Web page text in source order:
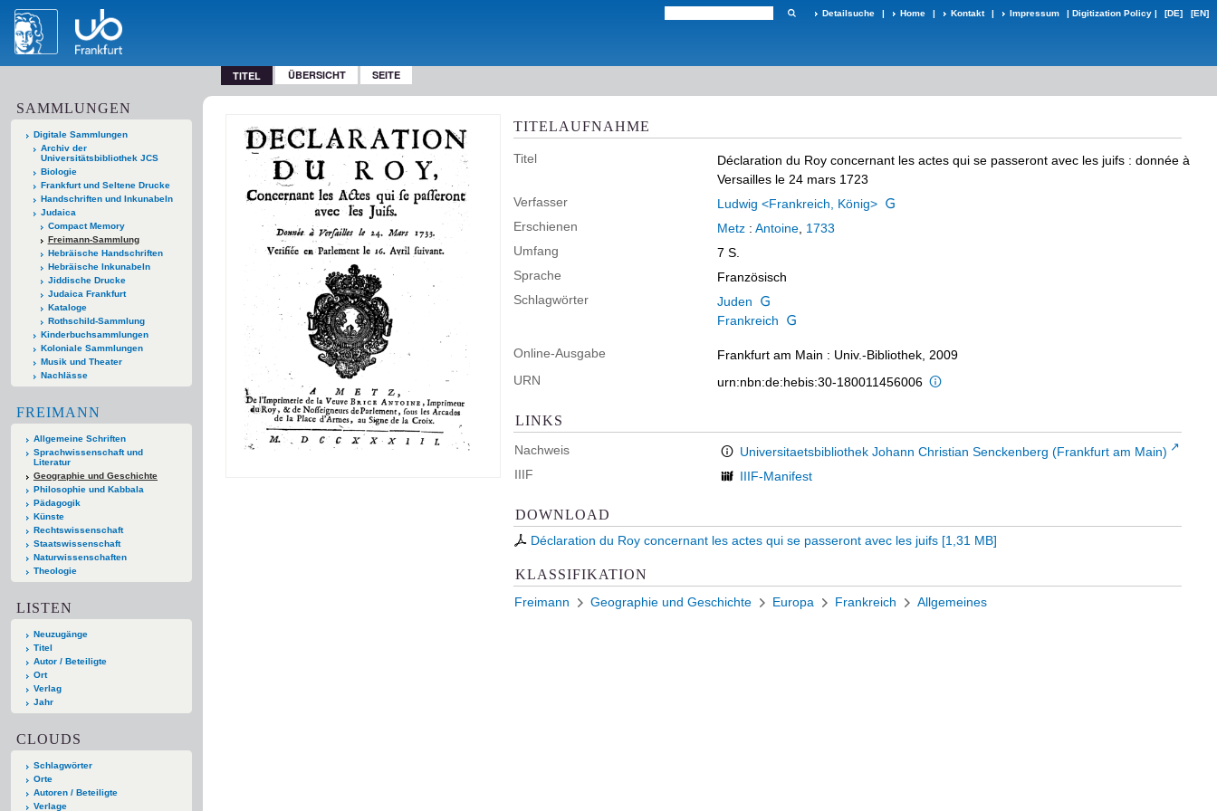
Detailsuche | Home | Kontakt | Impressum | Digitization Policy | [DE] [EN]
TITEL ÜBERSICHT SEITE
SAMMLUNGEN
Digitale Sammlungen
Archiv der
Universitätsbibliothek JCS
Biologie
Frankfurt und Seltene Drucke
Handschriften und Inkunabeln
Judaica
Compact Memory
Freimann-Sammlung
Hebräische Handschriften
Hebräische Inkunabeln
Jiddische Drucke
Judaica Frankfurt
Kataloge
Rothschild-Sammlung
Kinderbuchsammlungen
Koloniale Sammlungen
Musik und Theater
Nachlässe
FREIMANN
Allgemeine Schriften
Sprachwissenschaft und
Literatur
Geographie und Geschichte
Philosophie und Kabbala
Pädagogik
Künste
Rechtswissenschaft
Staatswissenschaft
Naturwissenschaften
Theologie
LISTEN
Neuzugänge
Titel
Autor / Beteiligte
Ort
Verlag
Jahr
CLOUDS
Schlagwörter
Orte
Autoren / Beteiligte
Verlage
TITELAUFNAHME
Titel Déclaration du Roy concernant les actes qui se passeront avec les juifs : donnée à
Versailles le 24 mars 1723
Verfasser
Ludwig <Frankreich, König>
Erschienen
Metz : Antoine 1733
Umfang
7 S.
Sprache
Französisch
Schlagwörter
Juden
Frankreich
Online-Ausgabe
Frankfurt am Main : Univ.-Bibliothek, 2009
URN
urn:nbn:de:hebis:30-180011456006
LINKS
Nachweis
Universitaetsbibliothek Johann Christian Senckenberg (Frankfurt am Main)
IIIF
IIIF-Manifest
DOWNLOAD
Déclaration du Roy concernant les actes qui se passeront avec les juifs [1,31 MB]
KLASSIFIKATION
Freimann Geographie und Geschichte Europa Frankreich Allgemeines